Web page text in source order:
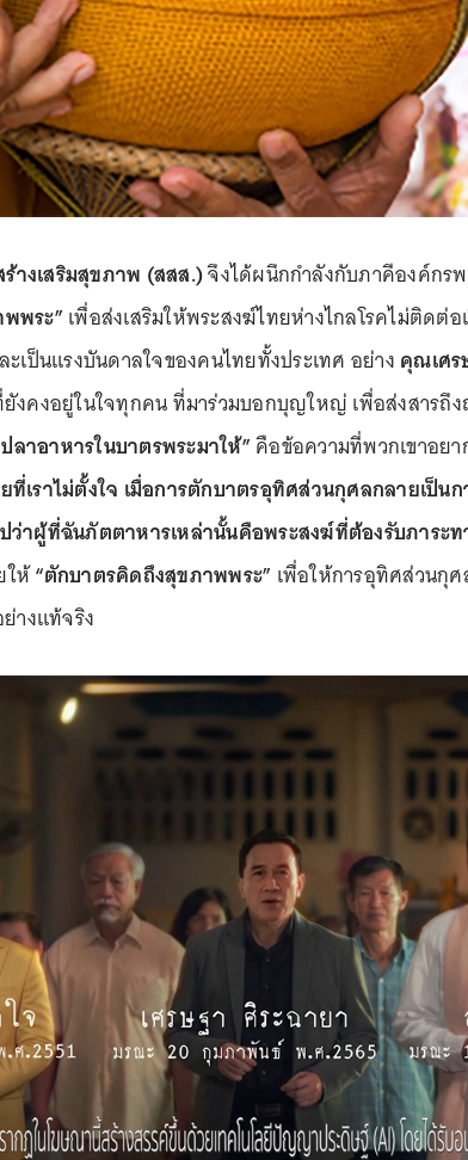
างเสริมสุขภาพ (สสส.)จึงได้ผนึกกำลังกับภาคีองค์กร
พระ” เพื่อส่งเสริมให้พระสงฆ์ไทยห่างไกลโรคไม่ติดต่อ
เป็นแรงบันดาลใจของคนไทยทั้งประเทศ อย่าง คุณเศ
งคงอยู่ในใจทุกคน ที่มาร่วมบอกบุญใหญ่ เพื่อส่งสารถึ
าอาหารในบาตรพระมาให้”คือข้อความที่พวกเขาอย
เราไม่ตั้งใจ เมื่อการตักบาตรอุทิศส่วนกุศลกลายเป็น
าผู้ที่ฉันภัตตาหารเหล่านั้นคือพระสงฆ์ที่ต้องรับภาระท
ให้“ตักบาตรคิดถึงสุขภาพพระ” เพื่อให้การอุทิศส่วนกุ
างแท้จริง